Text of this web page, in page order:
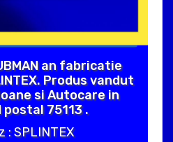
an fabricatie
Produs vandut
si Autocare in
postal 75113 .
: SPLINTEX